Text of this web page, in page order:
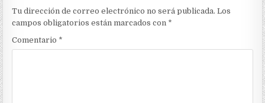
Tu dirección de correo electrónico no será publicada. Los
campos obligatorios están marcados con *
Comentario *